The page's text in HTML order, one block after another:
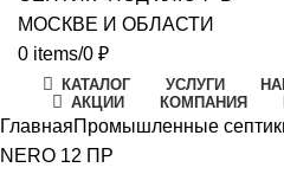
0 items/0 ₽
КАТАЛОГ УСЛУГИ
АКЦИИ
КОМПАНИЯ
ГлавнаяПромышленные
NERO 12 ПР